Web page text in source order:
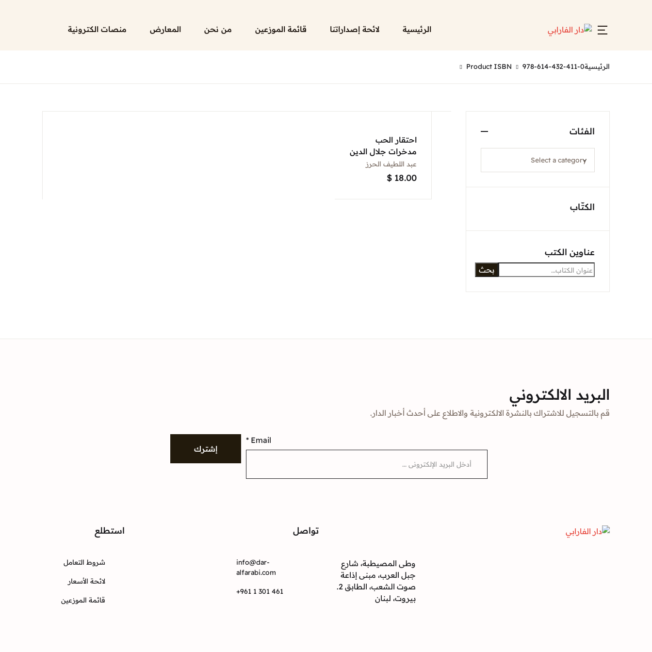
الرئيسية لائحة إصداراتنا قائمة الموزعين من نحن المعارض منصات الكترونية
لائحة إصداراتنا
Password *
Sign In
Create Account
الرئيسية Product ISBN 978-614-432-411-0
احتقار الحب
مدخرات جلال الدين
الرومي لداعش
عبد اللطيف الحرز
$ 18.00
الفئات
الكتّاب
عناوين الكتب
بحث
البريد الالكتروني
قم بالتسجيل للاشتراك بالنشرة الالكترونية والاطلاع على أحدث أخبار الدار.
Email
*
إشترك
وطى المصيطبة، شارع
جبل العرب، مبنى إذاعة
صوت الشعب، الطابق 2.
بيروت، لبنان
تواصل
info@dar-
alfarabi.com
+961 1 301 461
استطلع
شروط التعامل
لائحة الأسعار
قائمة الموزعين